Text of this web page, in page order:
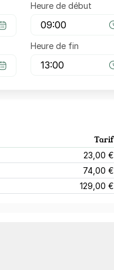
Heure de début
Heure de fin
Tarif
23,00 €
74,00 €
129,00 €